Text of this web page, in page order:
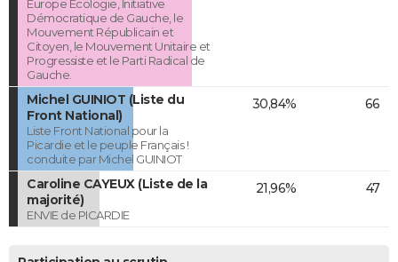
Europe Ecologie, Initiative
Démocratique de Gauche, le
Mouvement Républicain et
Citoyen, le Mouvement Unitaire et
Progressiste et le Parti Radical de
Gauche.
Michel GUINIOT (Liste du
Front National)
Liste Front National pour la
Picardie et le peuple Français !
conduite par Michel GUINIOT
30,84% 66
Caroline CAYEUX (Liste de la
majorité)
ENVIE de PICARDIE
21,96% 47